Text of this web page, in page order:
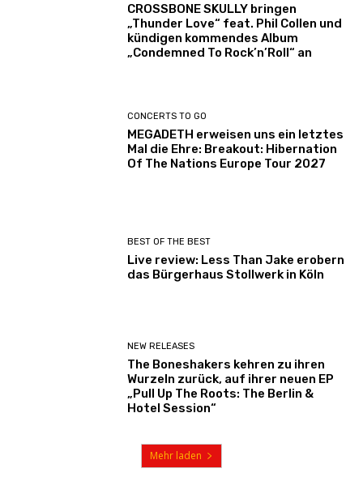
CROSSBONE SKULLY bringen
„Thunder Love“ feat. Phil Collen und
kündigen kommendes Album
„Condemned To Rock’n’Roll“ an
CONCERTS TO GO
MEGADETH erweisen uns ein letztes
Mal die Ehre: Breakout: Hibernation
Of The Nations Europe Tour 2027
BEST OF THE BEST
Live review: Less Than Jake erobern
das Bürgerhaus Stollwerk in Köln
NEW RELEASES
The Boneshakers kehren zu ihren
Wurzeln zurück, auf ihrer neuen EP
„Pull Up The Roots: The Berlin &
Hotel Session“
Mehr laden